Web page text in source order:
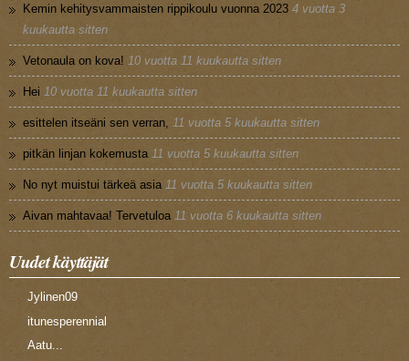
Kemin kehitysvammaisten rippikoulu vuonna 2023 4 vuotta 3
kuukautta sitten
Vetonaula on kova! 10 vuotta 11 kuukautta sitten
Hei 10 vuotta 11 kuukautta sitten
esittelen itseäni sen verran, 11 vuotta 5 kuukautta sitten
pitkän linjan kokemusta 11 vuotta 5 kuukautta sitten
No nyt muistui tärkeä asia 11 vuotta 5 kuukautta sitten
Aivan mahtavaa! Tervetuloa 11 vuotta 6 kuukautta sitten
Uudet käyttäjät
Jylinen09
itunesperennial
Aatu...